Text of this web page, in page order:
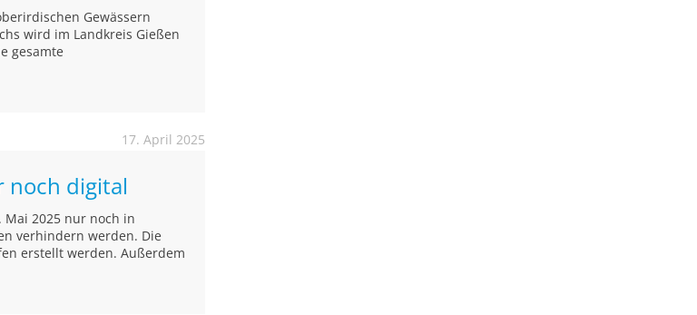
Gewässern
wird im Landkreis Gießen
gesamte
17. April 2025
noch digital
Mai 2025 nur noch in
verhindern werden. Die
erstellt werden. Außerdem